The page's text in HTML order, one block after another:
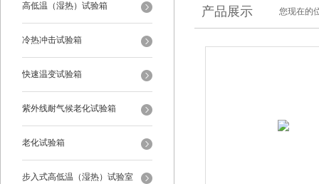
高低温（湿热）试验箱
冷热冲击试验箱
快速温变试验箱
紫外线耐气候老化试验箱
老化试验箱
步入式高低温（湿热）试验室
产品展示 您现在的